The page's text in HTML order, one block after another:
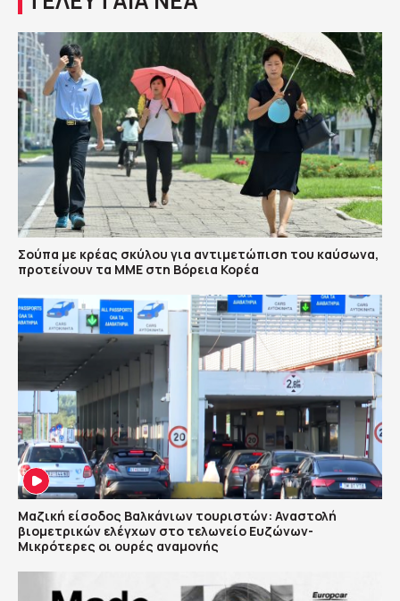
Σούπα με κρέας σκύλου για αντιμετώπιση του καύσωνα,
προτείνουν τα ΜΜΕ στη Βόρεια Κορέα
Μαζική είσοδος Βαλκάνιων τουριστών: Αναστολή
βιομετρικών ελέγχων στο τελωνείο Ευζώνων-
Μικρότερες οι ουρές αναμονής